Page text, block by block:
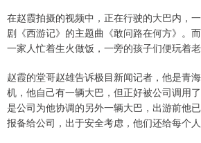
在赵霞拍摄的视频中，正在行驶的大巴内，
剧《西游记》的主题曲《敢问路在何方》。
一家人忙着生火做饭，一旁的孩子们便玩着老
赵霞的堂哥赵雄告诉极目新闻记者，他是青
机，他自己有一辆大巴，但正好被公司调用
是公司为他协调的另外一辆大巴，出游前他
报备给公司，出于安全考虑，他们还给每个人